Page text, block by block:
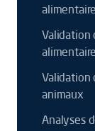
Validation
Validation
animaux
Analyses